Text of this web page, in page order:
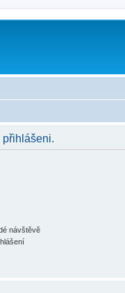
přihlášeni.
návštěvě